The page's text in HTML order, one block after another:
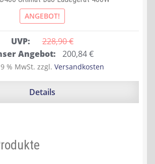
ANGEBOT!
UVP: 228,90 €
Angebot: 200,84€Aktueller
Preis
ist:
% MwSt. zzgl. Versandkosten
Details